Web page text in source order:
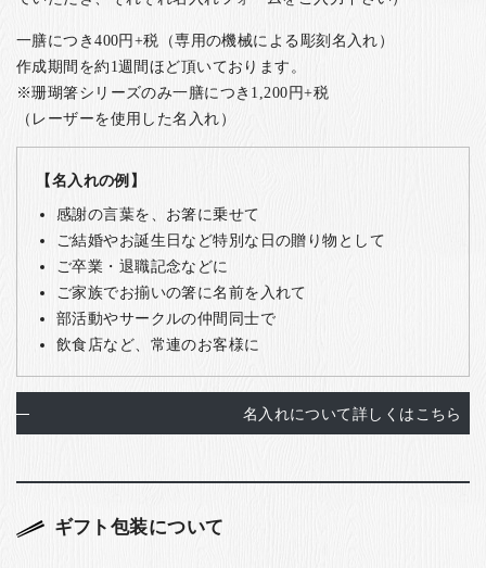
一膳につき400円+税（専用の機械による彫刻名入れ）
作成期間を約1週間ほど頂いております。
※珊瑚箸シリーズのみ一膳につき1,200円+税
（レーザーを使用した名入れ）
【名入れの例】
感謝の言葉を、お箸に乗せて
ご結婚やお誕生日など特別な日の贈り物として
ご卒業・退職記念などに
ご家族でお揃いの箸に名前を入れて
部活動やサークルの仲間同士で
飲食店など、常連のお客様に
名入れについて詳しくはこちら
ギフト包装について